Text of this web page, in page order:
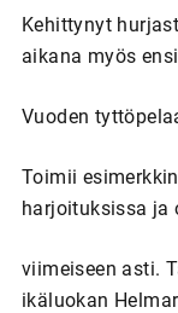
Kehittynyt
aikana myös
Vuoden
Toimii
harjoituksissa ja
viimeiseen asti.
ikäluokan